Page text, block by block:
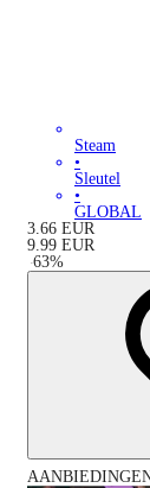
Steam
•
Sleutel
•
GLOBAL
3.66 EUR
9.99 EUR
-63%